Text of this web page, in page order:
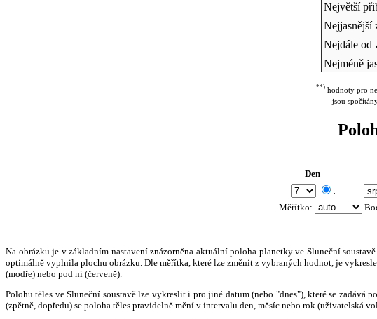
Největší
Nejjasnější
Nejdále od
Nejméně
**) hodnoty pro
jsou
Den
.
Měřítko:
Na obrázku je v základním nastavení znázorněna aktuální poloha planetky ve Sluneční
optimálně vyplnila plochu obrázku. Dle měřítka, které lze změnit z vybraných hodnot, je
(modře) nebo pod ní (červeně).
Polohu těles ve Sluneční soustavě lze vykreslit i pro jiné datum (nebo "dnes"), které se zadává
(zpětně, dopředu) se poloha těles pravidelně mění v intervalu den, měsíc nebo rok (uživatelská